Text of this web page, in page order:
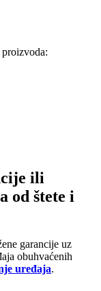
ili
od štete i
garancije uz
obuhvaćenih
uređaja.